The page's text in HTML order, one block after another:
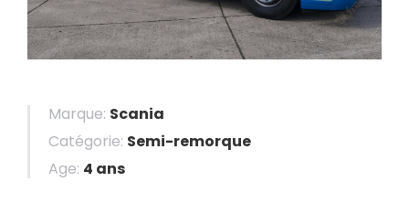
Marque: Scania
Catégorie: Semi-remorque
Age: 4 ans